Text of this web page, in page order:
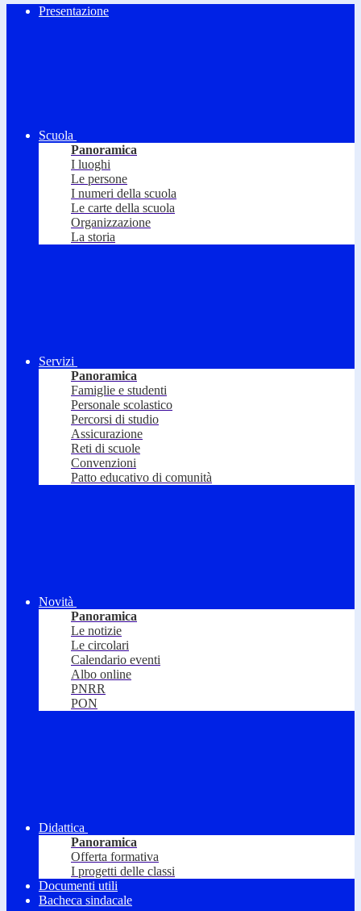
Presentazione
Scuola
Panoramica
I luoghi
Le persone
I numeri della scuola
Le carte della scuola
Organizzazione
La storia
Servizi
Panoramica
Famiglie e studenti
Personale scolastico
Percorsi di studio
Assicurazione
Reti di scuole
Convenzioni
Patto educativo di comunità
Novità
Panoramica
Le notizie
Le circolari
Calendario eventi
Albo online
PNRR
PON
Didattica
Panoramica
Offerta formativa
I progetti delle classi
Documenti utili
Bacheca sindacale